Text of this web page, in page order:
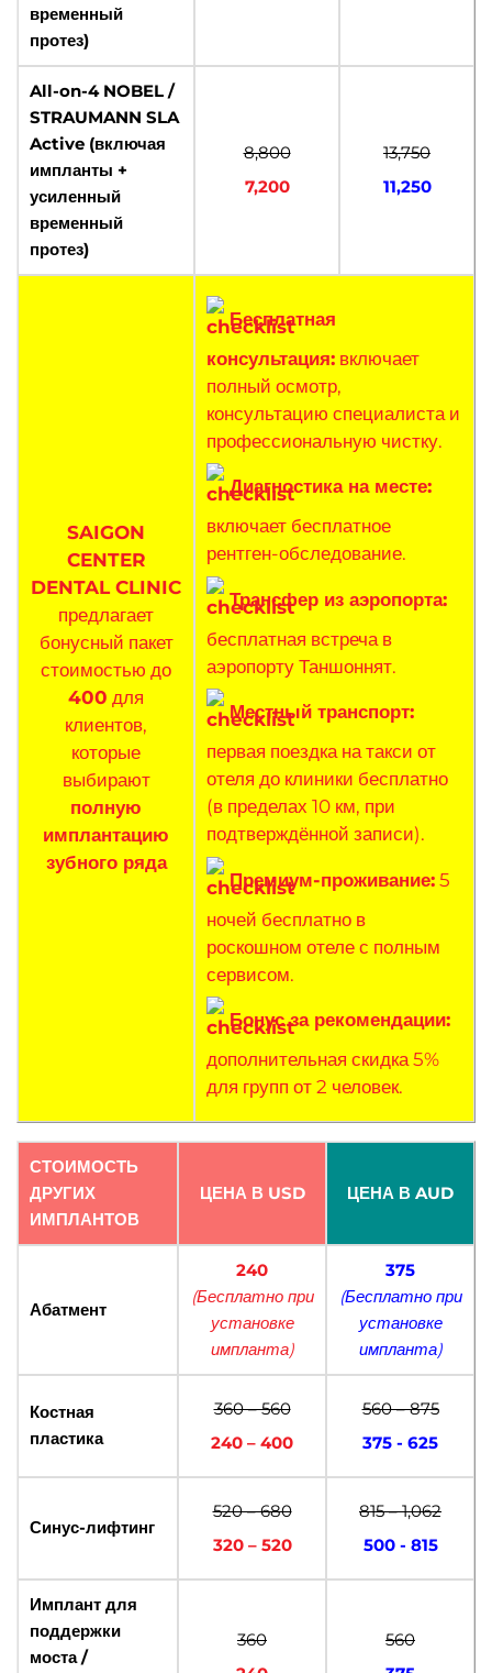
временный
протез)
All-on-4 NOBEL /
STRAUMANN SLA
Active (включая
импланты +
усиленный
временный
протез)
8,800
7,200
13,750
11,250
SAIGON
CENTER
DENTAL CLINIC
предлагает
бонусный пакет
стоимостью до
400 для
клиентов,
которые
выбирают
полную
имплантацию
зубного ряда
Бесплатная
консультация: включает
полный осмотр,
консультацию специалиста и
профессиональную чистку.
Диагностика на месте:
включает бесплатное
рентген-обследование.
Трансфер из аэропорта:
бесплатная встреча в
аэропорту Таншоннят.
Местный транспорт:
первая поездка на такси от
отеля до клиники бесплатно
(в пределах 10 км, при
подтверждённой записи).
Премиум-проживание:5
ночей бесплатно в
роскошном отеле с полным
сервисом.
Бонус за рекомендации:
дополнительная скидка 5%
для групп от 2 человек.
СТОИМОСТЬ
ДРУГИХ
ИМПЛАНТОВ
ЦЕНА В USD ЦЕНА В AUD
Абатмент
240
(Бесплатно при
установке
импланта)
375
(Бесплатно при
установке
импланта)
Костная
пластика
360 – 560
240 – 400
560 – 875
375 - 625
Синус-лифтинг
520 – 680
320 – 520
815 – 1,062
500 - 815
Имплант для
поддержки
моста /
360
560